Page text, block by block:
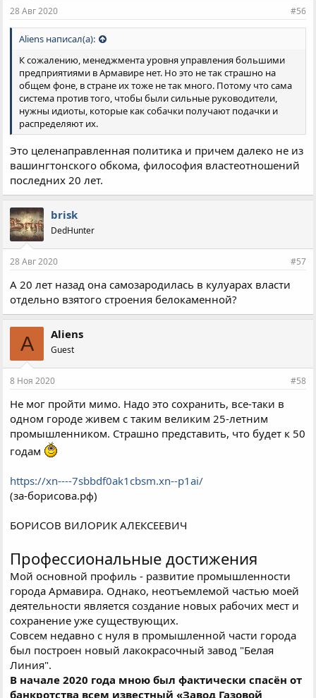
:
28 Авг 2020 #56
Aliens написал(а):
К сожалению, менеджмента уровня управления большими
предприятиями в Армавире нет. Но это не так страшно на
общем фоне, в стране их тоже не так много. Потому что сама
система против того, чтобы были сильные руководители,
нужны идиоты, которые как собачки получают подачки и
распределяют их.
Это целенаправленная политика и причем далеко не из
вашингтонского обкома, философия властеотношений
последних 20 лет.
brisk
DedHunter
28 Авг 2020 #57
А 20 лет назад она самозародилась в кулуарах власти
отдельно взятого строения белокаменной?
A Aliens
Guest
8 Ноя 2020 #58
Не мог пройти мимо. Надо это сохранить, все-таки в
одном городе живем с таким великим 25-летним
промышленником. Страшно представить, что будет к 50
годам
https://xn----7sbbdf0ak1cbsm.xn--p1ai/
(за-борисова.рф)
БОРИСОВ ВИЛОРИК АЛЕКСЕЕВИЧ
Профессиональные достижения
Мой основной профиль - развитие промышленности
города Армавира. Однако, неотъемлемой частью моей
деятельности является создание новых рабочих мест и
сохранение уже существующих.
Совсем недавно с нуля в промышленной части города
был построен новый лакокрасочный завод "Белая
Линия".
В начале 2020 года мною был фактически спасён от
банкротства всем известный «Завод Газовой